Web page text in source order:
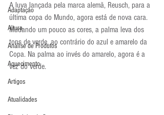
Adaptação
Altura
Análise de Produtos
Aquecimento
Artigos
Atualidades
A luva lançada pela marca alemã, Reusch, para a
última copa do Mundo, agora está de nova cara.
Mudando um pouco as cores, a palma leva dos
tons de verde, ao contrário do azul e amarelo da
Copa. Na palma ao invés do amarelo, agora é a
vez do verde.